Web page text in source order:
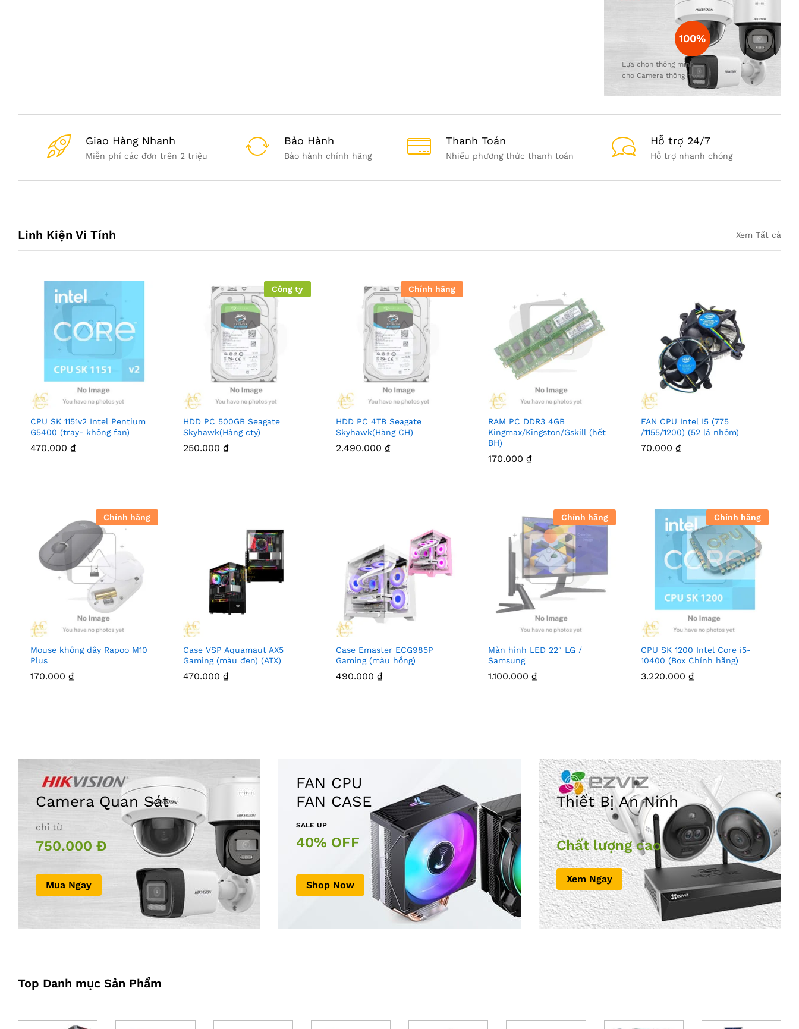
Lựa chọn thông minh
cho Camera thông minh
100%
Giao Hàng Nhanh
Miễn phí các đơn trên 2 triệu
Bảo Hành
Bảo hành chính hãng
Thanh Toán
Nhiều phương thức thanh toán
Hỗ trợ 24/7
Hỗ trợ nhanh chóng
Linh Kiện Vi Tính Xem Tất cả
CPU SK 1151v2 Intel Pentium
G5400 (tray- không fan)
470.000 ₫
Công ty
HDD PC 500GB Seagate
Skyhawk(Hàng cty)
250.000 ₫
Chính hãng
HDD PC 4TB Seagate
Skyhawk(Hàng CH)
2.490.000 ₫
RAM PC DDR3 4GB
Kingmax/Kingston/Gskill (hết
BH)
170.000₫
FAN CPU Intel I5 (775
/1155/1200) (52 lá nhôm)
70.000₫
Chính hãng
Mouse không dây Rapoo M10
Plus
170.000 ₫
Case VSP Aquamaut AX5
Gaming (màu đen) (ATX)
470.000 ₫
Case Emaster ECG985P
Gaming (màu hồng)
490.000 ₫
Chính hãng
Màn hình LED 22″ LG /
Samsung
1.100.000₫
Chính hãng
CPU SK 1200 Intel Core i5-
10400 (Box Chính hãng)
3.220.000₫
Camera Quan Sát
chỉ từ
750.000 Đ
Mua Ngay
FAN CPU
FAN CASE
SALE UP
40% OFF
Shop Now
Thiết Bị An Ninh
Chất lượng cao
Xem Ngay
Top Danh mục Sản Phẩm